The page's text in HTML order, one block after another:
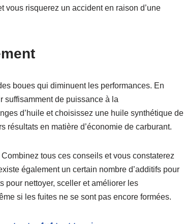
risquerez un accident en raison d’une
boues qui diminuent les performances. En
suffisamment de puissance à la
d’huile et choisissez une huile synthétique de
en matière d’économie de carburant.
tous ces conseils et vous constaterez
également un certain nombre d’additifs pour
pour nettoyer, sceller et améliorer les
si les fuites ne se sont pas encore formées.